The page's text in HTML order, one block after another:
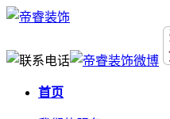
首页